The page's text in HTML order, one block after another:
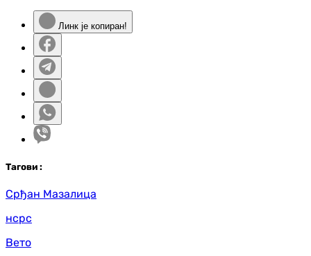
Линк је копиран!
Тагови :
Срђан Мазалица
нсрс
Вето